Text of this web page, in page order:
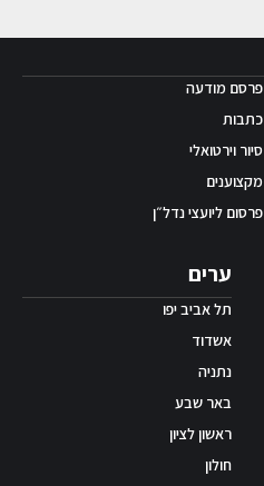
פרסם מודעה
כתבות
סיור וירטואלי
מקצוענים
פרסום ליועצי נדל״ן
ערים
תל אביב יפו
אשדוד
נתניה
באר שבע
ראשון לציון
חולון